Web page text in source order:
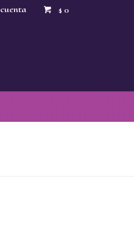
$ 0